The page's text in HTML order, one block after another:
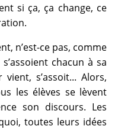
si ça, ça change, ce
n’est-ce pas, comme
chacun à sa
s’assoit... Alors,
les élèves se lèvent
son discours. Les
toutes leurs idées